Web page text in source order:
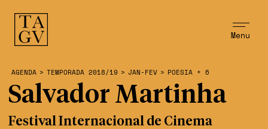
Menu
AGENDA > TEMPORADA 2018/19 > JAN-FEV > POESIA + 6
Salvador Martinha
Festival Internacional de Cinema